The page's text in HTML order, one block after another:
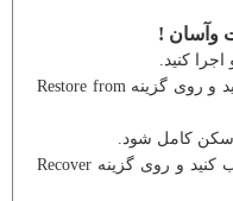
گوشی را با کابل به کامپیوتر متصل کنید و روی گزینه Restore from
پیام‌های دلخواه را از لیست نتایج انتخاب کنید و روی گزینه Recover